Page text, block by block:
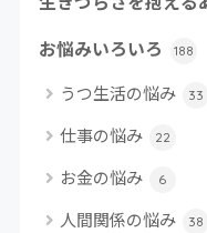
お悩みいろいろ 188
うつ生活の悩み 33
仕事の悩み 22
お金の悩み 6
人間関係の悩み 38